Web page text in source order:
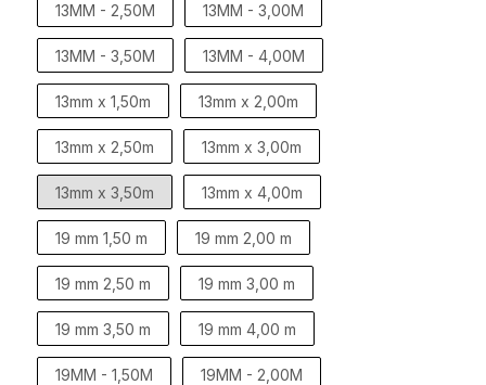
13MM - 2,50M 13MM - 3,00M
13MM - 3,50M 13MM - 4,00M
13mm x 1,50m 13mm x 2,00m
13mm x 2,50m 13mm x 3,00m
13mm x 3,50m 13mm x 4,00m
19 mm 1,50 m 19 mm 2,00 m
19 mm 2,50 m 19 mm 3,00 m
19 mm 3,50 m 19 mm 4,00 m
19MM - 1,50M 19MM - 2,00M